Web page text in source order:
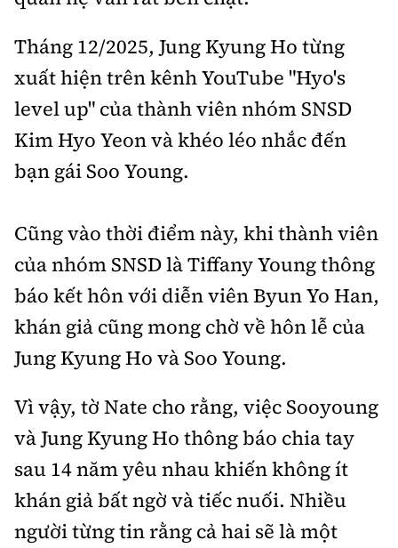
Tháng 12/2025, Jung Kyung Ho từng
xuất hiện trên kênh YouTube "Hyo's
level up" của thành viên nhóm SNSD
Kim Hyo Yeon và khéo léo nhắc đến
bạn gái Soo Young.
Cũng vào thời điểm này, khi thành viên
của nhóm SNSD là Tiffany Young thông
báo kết hôn với diễn viên Byun Yo Han,
khán giả cũng mong chờ về hôn lễ của
Jung Kyung Ho và Soo Young.
Vì vậy, tờ Nate cho rằng, việc Sooyoung
và Jung Kyung Ho thông báo chia tay
sau 14 năm yêu nhau khiến không ít
khán giả bất ngờ và tiếc nuối. Nhiều
người từng tin rằng cả hai sẽ là một